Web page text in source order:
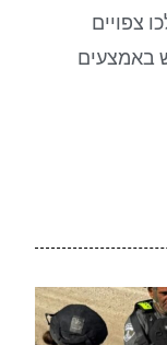
צפויים
באמצעים